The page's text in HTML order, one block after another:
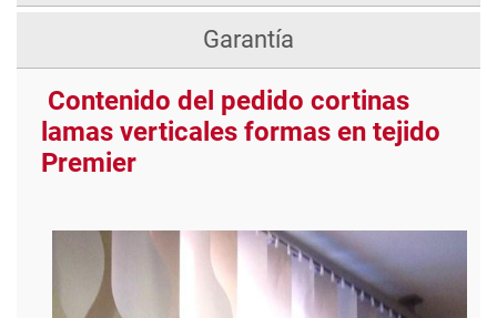
Garantía
Contenido del pedido cortinas
lamas verticales formas en tejido
Premier